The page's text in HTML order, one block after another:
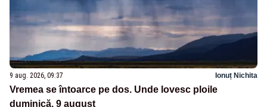
9 aug. 2026, 09:37 Ionuț Nichita
Vremea se întoarce pe dos. Unde lovesc ploile
duminică, 9 august